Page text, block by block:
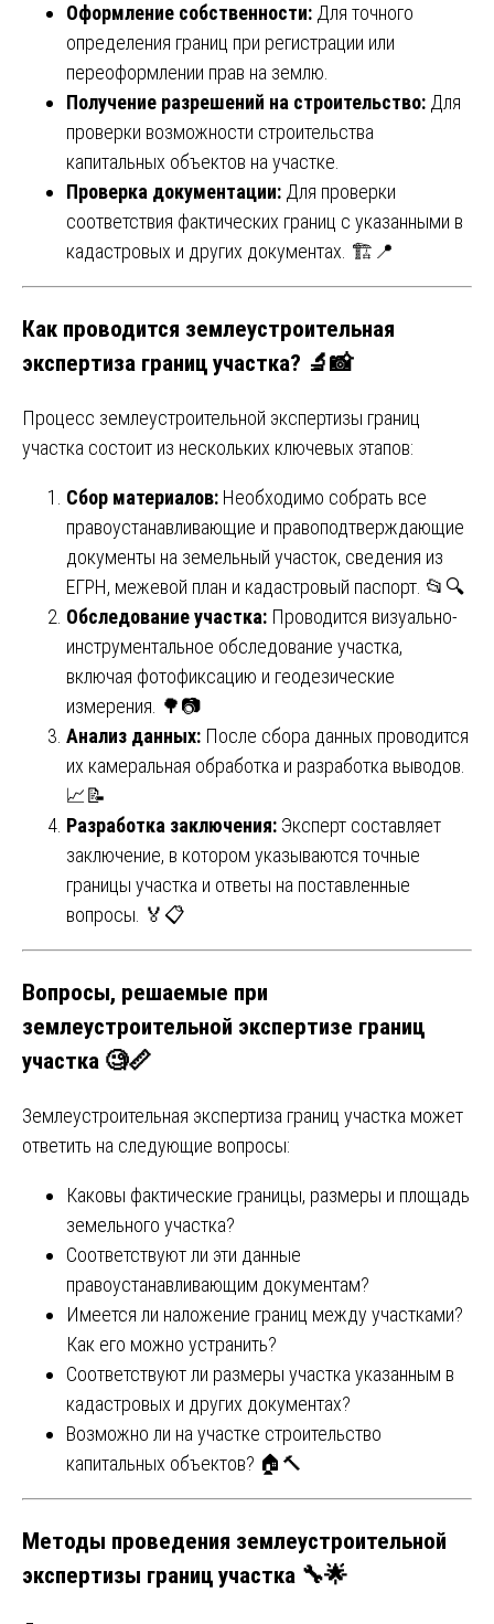
Оформление собственности: Для точного
определения границ при регистрации или
переоформлении прав на землю.
Получение разрешений на строительство: Для
проверки возможности строительства
капитальных объектов на участке.
Проверка документации: Для проверки
соответствия фактических границ с указанными в
кадастровых и других документах. 🏗️📍
Как проводится землеустроительная
экспертиза границ участка? 🔬📸
Процесс землеустроительной экспертизы границ
участка состоит из нескольких ключевых этапов:
Сбор материалов: Необходимо собрать все
правоустанавливающие и правоподтверждающие
документы на земельный участок, сведения из
ЕГРН, межевой план и кадастровый паспорт. 📂🔍
Обследование участка: Проводится визуально-
инструментальное обследование участка,
включая фотофиксацию и геодезические
измерения. 🌳📷
Анализ данных: После сбора данных проводится
их камеральная обработка и разработка выводов.
📈📝
Разработка заключения: Эксперт составляет
заключение, в котором указываются точные
границы участка и ответы на поставленные
вопросы. 🏅📋
Вопросы, решаемые при
землеустроительной экспертизе границ
участка 🧐📏
Землеустроительная экспертиза границ участка может
ответить на следующие вопросы:
Каковы фактические границы, размеры и площадь
земельного участка?
Соответствуют ли эти данные
правоустанавливающим документам?
Имеется ли наложение границ между участками?
Как его можно устранить?
Соответствуют ли размеры участка указанным в
кадастровых и других документах?
Возможно ли на участке строительство
капитальных объектов? 🏠🔨
Методы проведения землеустроительной
экспертизы границ участка 🔧🌟